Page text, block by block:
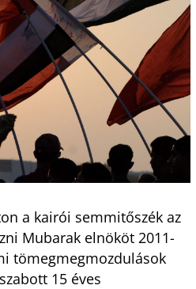
a kairói semmitőszék az
Mubarak elnököt 2011-
tömegmegmozdulások
15 éves